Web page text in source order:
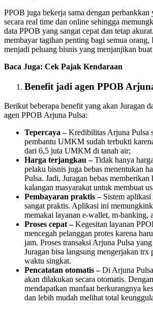
PPOB juga bekerja sama dengan perbankkan
secara real time dan online sehingga
data PPOB yang sangat cepat dan tetap
membayar tagihan penting bagi semua orang,
menjadi peluang bisnis yang menjanjikan buat
Baca Juga: Cek Pajak Kendaraan
Benefit jadi agen PPOB
Berikut beberapa benefit yang akan Juragan
agen PPOB Arjuna Pulsa:
Tepercaya –Kredibilitas Arjuna Pulsa
pembantu UMKM sudah terbukti
dari 6,5 juta UMKM di tanah air;
Harga terjangkau –Tidak hanya
pelaku bisnis juga bebas menentukan
Pulsa. Jadi, Juragan bebas
kalangan masyarakat untuk membuat
Pembayaran praktis – Sistem
sangat praktis. Aplikasi ini
memakai layanan e-wallet, m-banking,
Proses cepat–Kegesitan layanan
mencegah pelanggan protes karena
jam. Proses transaksi Arjuna Pulsa
Juragan bisa langsung mengerjakan trx
waktu singkat.
Pencatatan otomatis –Di Arjuna
akan dilakukan secara otomatis.
mendapatkan manfaat berkurangnya
dan lebih mudah melihat total